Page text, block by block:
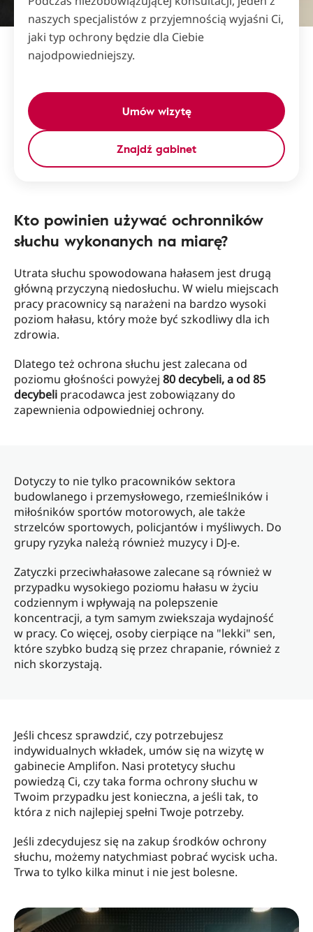
naszych specjalistów z przyjemnością wyjaśni Ci,
jaki typ ochrony będzie dla Ciebie
najodpowiedniejszy.
Umów wizytę
Znajdź gabinet
Kto powinien używać ochronników
słuchu wykonanych na miarę?
Utrata słuchu spowodowana hałasem jest drugą
główną przyczyną niedosłuchu. W wielu miejscach
pracy pracownicy są narażeni na bardzo wysoki
poziom hałasu, który może być szkodliwy dla ich
zdrowia.
Dlatego też ochrona słuchu jest zalecana od
poziomu głośności powyżej 80 decybeli, a od 85
decybeli pracodawca jest zobowiązany do
zapewnienia odpowiedniej ochrony.
Dotyczy to nie tylko pracowników sektora
budowlanego i przemysłowego, rzemieślników i
miłośników sportów motorowych, ale także
strzelców sportowych, policjantów i myśliwych. Do
grupy ryzyka należą również muzycy i DJ-e.
Zatyczki przeciwhałasowe zalecane są również w
przypadku wysokiego poziomu hałasu w życiu
codziennym i wpływają na polepszenie
koncentracji, a tym samym zwiekszaja wydajność
w pracy. Co więcej, osoby cierpiące na "lekki" sen,
które szybko budzą się przez chrapanie, również z
nich skorzystają.
Jeśli chcesz sprawdzić, czy potrzebujesz
indywidualnych wkładek, umów się na wizytę w
gabinecie Amplifon. Nasi protetycy słuchu
powiedzą Ci, czy taka forma ochrony słuchu w
Twoim przypadku jest konieczna, a jeśli tak, to
która z nich najlepiej spełni Twoje potrzeby.
Jeśli zdecydujesz się na zakup środków ochrony
słuchu, możemy natychmiast pobrać wycisk ucha.
Trwa to tylko kilka minut i nie jest bolesne.